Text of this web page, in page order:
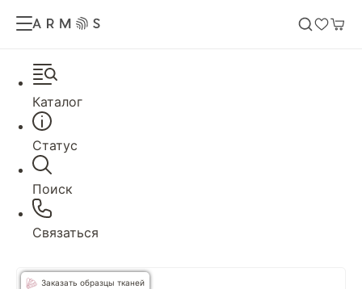
Каталог
Статус
Поиск
Связаться
Заказать образцы тканей